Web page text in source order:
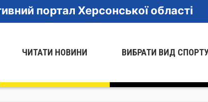
портал Херсонської області
ЧИТАТИ НОВИНИ ВИБРАТИ ВИД